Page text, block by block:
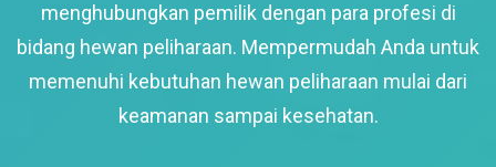
menghubungkan pemilik dengan para profesi di
bidang hewan peliharaan. Mempermudah Anda untuk
memenuhi kebutuhan hewan peliharaan mulai dari
keamanan sampai kesehatan.